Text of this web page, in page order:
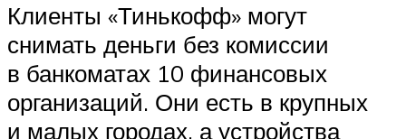
Клиенты «Тинькофф» могут
снимать деньги без комиссии
в банкоматах 10 финансовых
организаций. Они есть в крупных
и малых городах, а устройства